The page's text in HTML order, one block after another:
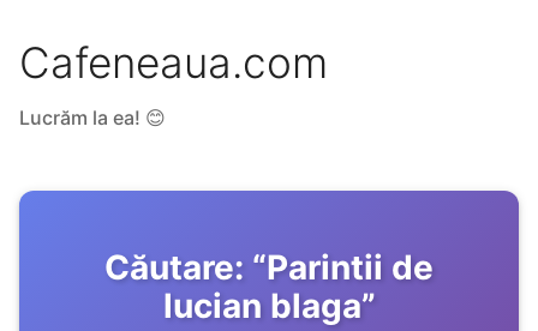
Cafeneaua.com
Lucrăm la ea! 😊
Căutare: “Parintii de
lucian blaga”